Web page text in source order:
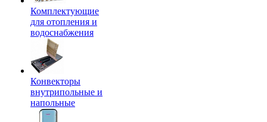
Комплектующие
для отопления и
водоснабжения
Конвекторы
внутрипольные и
напольные